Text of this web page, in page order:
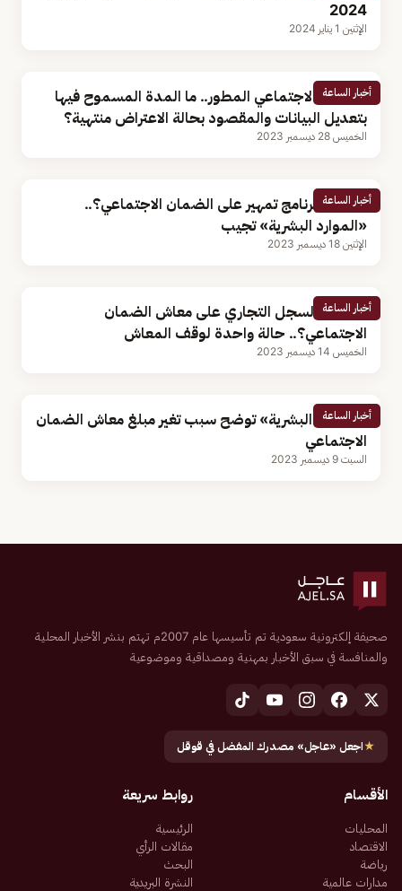
2024
الإثنين 1 يناير 2024
أخبار الساعة
الضمان الاجتماعي المطور.. ما المدة المسموح فيها
بتعديل البيانات والمقصود بحالة الاعتراض منتهية؟
الخميس 28 ديسمبر 2023
أخبار الساعة
هل يؤثر برنامج تمهير على الضمان الاجتماعي؟..
«الموارد البشرية» تجيب
الإثنين 18 ديسمبر 2023
أخبار الساعة
هل يؤثر السجل التجاري على معاش الضمان
الاجتماعي؟.. حالة واحدة لوقف المعاش
الخميس 14 ديسمبر 2023
أخبار الساعة
«الموارد البشرية» توضح سبب تغير مبلغ معاش الضمان
الاجتماعي
السبت 9 ديسمبر 2023
صحيفة إلكترونية سعودية تم تأسيسها عام 2007م تهتم بنشر الأخبار المحلية
والمنافسة في سبق الأخبار بمهنية ومصداقية وموضوعية
★اجعل «عاجل» مصدرك المفضل في قوقل
الأقسام
المحليات
الاقتصاد
رياضة
مدارات عالمية
روابط سريعة
الرئيسية
مقالات الرأي
البحث
النشرة البريدية